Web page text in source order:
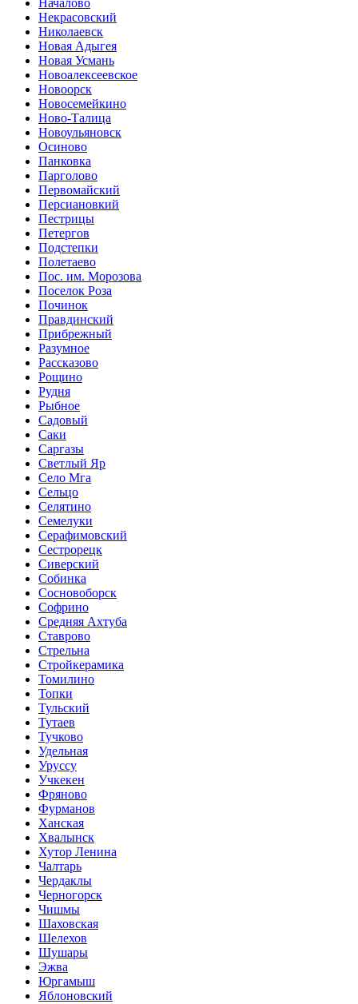
Началово
Некрасовский
Николаевск
Новая Адыгея
Новая Усмань
Новоалексеевское
Новоорск
Новосемейкино
Ново-Талица
Новоульяновск
Осиново
Панковка
Парголово
Первомайский
Персиановкий
Пестрицы
Петергов
Подстепки
Полетаево
Пос. им. Морозова
Поселок Роза
Починок
Правдинский
Прибрежный
Разумное
Рассказово
Рощино
Рудня
Рыбное
Садовый
Саки
Саргазы
Светлый Яр
Село Мга
Сельцо
Селятино
Семелуки
Серафимовский
Сестрорецк
Сиверский
Собинка
Сосновоборск
Софрино
Средняя Ахтуба
Ставрово
Стрельна
Стройкерамика
Томилино
Топки
Тульский
Тутаев
Тучково
Удельная
Уруссу
Учкекен
Фряново
Фурманов
Ханская
Хвалынск
Хутор Ленина
Чалтарь
Чердаклы
Черногорск
Чишмы
Шаховская
Шелехов
Шушары
Эжва
Юргамыш
Яблоновский